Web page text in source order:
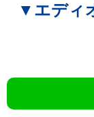
▼エディ